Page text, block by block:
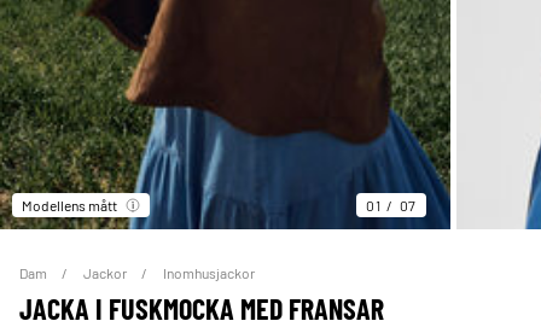
Modellens mått 01 07
Dam Jackor Inomhusjackor
JACKA I FUSKMOCKA MED FRANSAR